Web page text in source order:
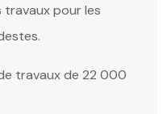
travaux pour les
travaux de 22 000